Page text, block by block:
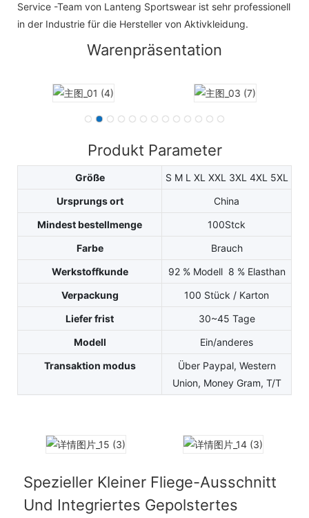
Service -Team von Lanteng Sportswear ist sehr professionell
in der Industrie für die Hersteller von Aktivkleidung.
Warenpräsentation
Produkt Parameter
Größe
S M L XL XXL 3XL 4XL 5XL
Ursprungs ort
China
Mindest bestellmenge
100Stck
Farbe
Brauch
Werkstoffkunde
92 % Modell 8 % Elasthan
Verpackung
100 Stück / Karton
Liefer frist
30~45 Tage
Modell
Ein/anderes
Transaktion modus
Über Paypal, Western
Union, Money Gram, T/T
Spezieller Kleiner Fliege-Ausschnitt
Und Integriertes Gepolstertes